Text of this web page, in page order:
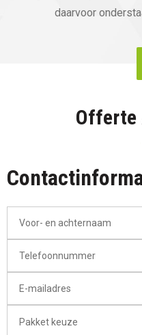
daarvoor
Offerte
Pakket keuze